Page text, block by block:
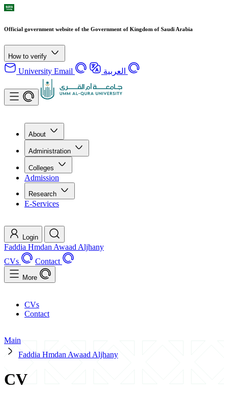
Official government website of the Government of Kingdom of Saudi Arabia
How to verify
University Email العربية
About
Administration
Colleges
Admission
Research
E-Services
Login
Faddia Hmdan Awaad Aljhany
CVs
Contact
More
CVs
Contact
Main
Faddia Hmdan Awaad Aljhany
CV